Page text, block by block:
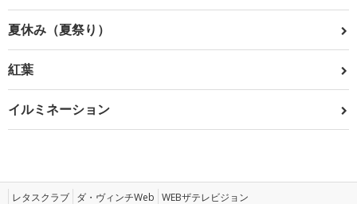
夏休み（夏祭り）
紅葉
イルミネーション
レタスクラブ ダ・ヴィンチWeb WEBザテレビジョン